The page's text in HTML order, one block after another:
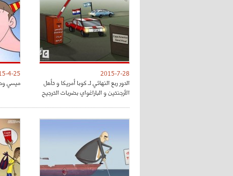
2015-7-28
الدور ربع النهائي لـ كوبا أمريكا و تأهل
الأرجنتين و الباراغواي بضربات الترجيح
4-25
ميسي